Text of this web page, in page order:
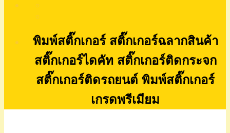
พิมพ์สติ๊กเกอร์ สติ๊กเกอร์ฉลากสินค้า
สติ๊กเกอร์ไดคัท สติ๊กเกอร์ติดกระจก
สติ๊กเกอร์ติดรถยนต์ พิมพ์สติ๊กเกอร์
เกรดพรีเมียม